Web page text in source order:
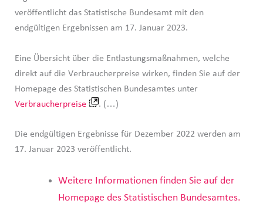
veröffentlicht das Statistische Bundesamt mit den
endgültigen Ergebnissen am 17. Januar 2023.
Eine Übersicht über die Entlastungsmaßnahmen, welche
direkt auf die Verbraucherpreise wirken, finden Sie auf der
Homepage des Statistischen Bundesamtes unter
Verbraucherpreise
. (…)
Die endgültigen Ergebnisse für Dezember 2022 werden am
17. Januar 2023 veröffentlicht.
Weitere Informationen finden Sie auf der
Homepage des Statistischen Bundesamtes.